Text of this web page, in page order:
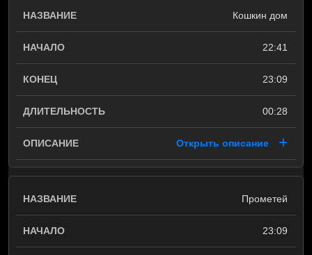
Кошкин дом
22:41
23:09
00:28
Открыть описание
Прометей
23:09